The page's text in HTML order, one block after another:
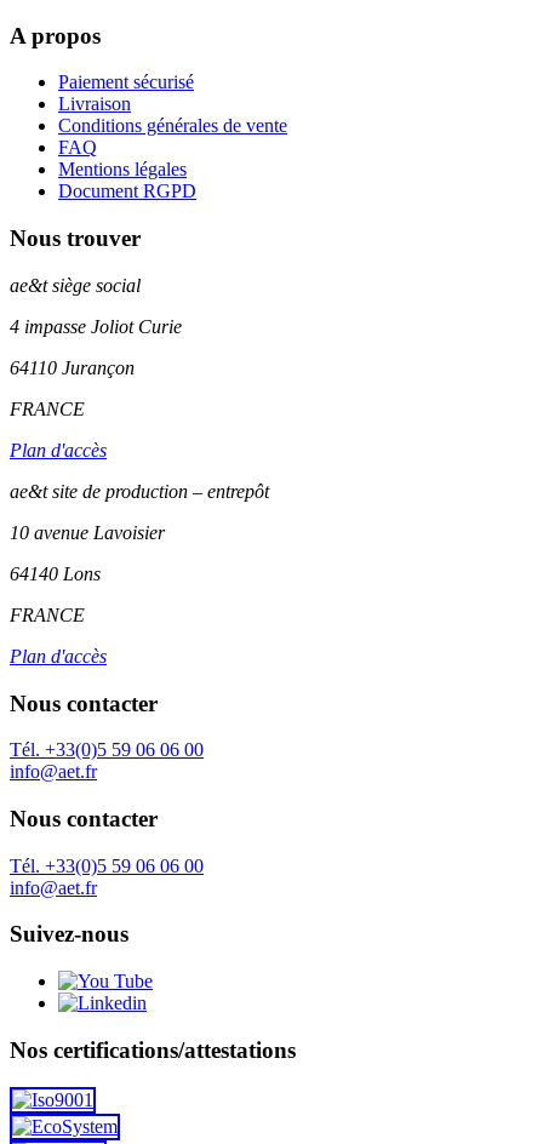
A propos
Paiement sécurisé
Livraison
Conditions générales de vente
FAQ
Mentions légales
Document RGPD
Nous trouver
ae&tsiège social
4 impasse Joliot Curie
64110 Jurançon
FRANCE
Plan d'accès
ae&t site de production – entrepôt
10 avenue Lavoisier
64140 Lons
FRANCE
Plan d'accès
Nous contacter
Tél. +33(0)5 59 06 06 00
info@aet.fr
Nous contacter
Tél. +33(0)5 59 06 06 00
info@aet.fr
Suivez-nous
Nos certifications/attestations